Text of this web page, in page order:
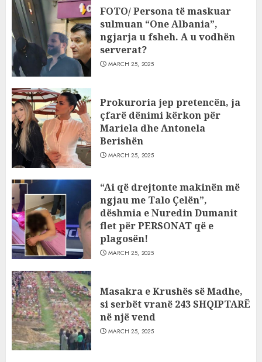
FOTO/ Persona të maskuar
sulmuan “One Albania”,
ngjarja u fsheh. A u vodhën
serverat?
MARCH 25, 2025
Prokuroria jep pretencën, ja
çfarë dënimi kërkon për
Mariela dhe Antonela
Berishën
MARCH 25, 2025
“Ai që drejtonte makinën më
ngjau me Talo Çelën”,
dëshmia e Nuredin Dumanit
flet për PERSONAT që e
plagosën!
MARCH 25, 2025
Masakra e Krushës së Madhe,
si serbët vranë 243 SHQIPTARË
në një vend
MARCH 25, 2025